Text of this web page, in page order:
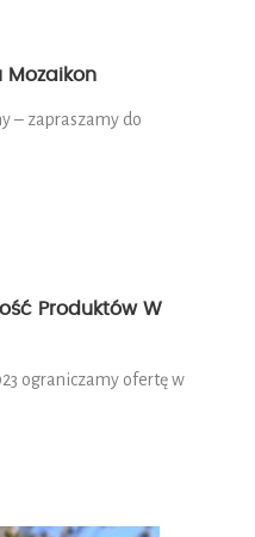
Mozaikon
– zapraszamy do
Produktów W
ograniczamy ofertę w